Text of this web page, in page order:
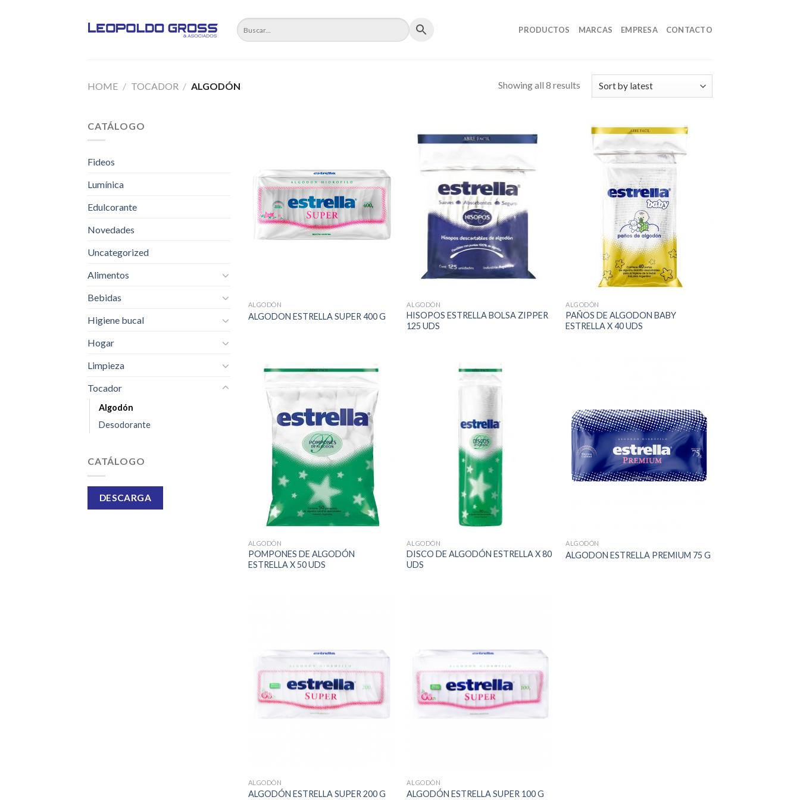
PRODUCTOS MARCAS EMPRESA CONTACTO
HOME / TOCADOR / ALGODÓN Showing all 8 results
CATÁLOGO
Fideos
Lumínica
Edulcorante
Novedades
Uncategorized
Alimentos
Bebidas
Higiene bucal
Hogar
Limpieza
Tocador
Algodón
Desodorante
CATÁLOGO
DESCARGA
ALGODÓN
ALGODON ESTRELLA SUPER 400 G
ALGODÓN
HISOPOS ESTRELLA BOLSA ZIPPER
125 UDS
ALGODÓN
PAÑOS DE ALGODON BABY
ESTRELLA X 40 UDS
ALGODÓN
POMPONES DE ALGODÓN
ESTRELLA X 50 UDS
ALGODÓN
DISCO DE ALGODÓN ESTRELLA X 80
UDS
ALGODÓN
ALGODON ESTRELLA PREMIUM 75 G
ALGODÓN
ALGODÓN ESTRELLA SUPER 200 G
ALGODÓN
ALGODÓN ESTRELLA SUPER 100 G